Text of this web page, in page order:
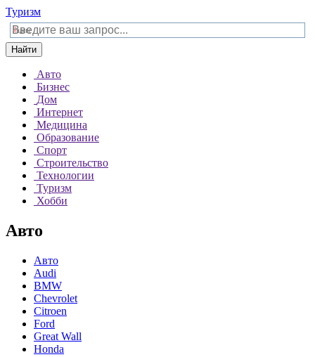
Туризм
Найти
Авто
Бизнес
Дом
Интернет
Медицина
Образование
Спорт
Строительство
Технологии
Туризм
Хобби
Авто
Авто
Audi
BMW
Chevrolet
Citroen
Ford
Great Wall
Honda